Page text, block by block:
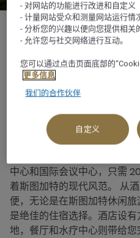
斯图加特将高档酒吧和餐厅
完美地融为一体。这座巴登-
最大的动物园及植物园，向
致敬。 完善的交通网络、各
使这座城市吸引着兴趣与品
中心和国际会议中心，只需
着斯图加特的现代风范。 从
便，无论是在斯图加特休闲
是绝佳的住宿选择。酒店设
地，餐厅和水疗中心则带给您
- 对网站的功能进行改进和自定义
- 计量网站受众和测量网站运行情
- 分析您的兴趣以便向您提供相关
- 允许您与社交网络进行互动。
您可以通过点击页面底部的
更多信息
我们的合作伙伴
自定义